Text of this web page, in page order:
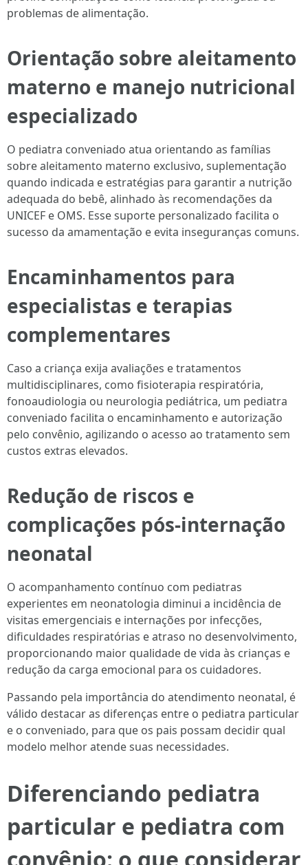
problemas de alimentação.
Orientação sobre aleitamento
materno e manejo nutricional
especializado
O pediatra conveniado atua orientando as famílias
sobre aleitamento materno exclusivo, suplementação
quando indicada e estratégias para garantir a nutrição
adequada do bebê, alinhado às recomendações da
UNICEF e OMS. Esse suporte personalizado facilita o
sucesso da amamentação e evita inseguranças comuns.
Encaminhamentos para
especialistas e terapias
complementares
Caso a criança exija avaliações e tratamentos
multidisciplinares, como fisioterapia respiratória,
fonoaudiologia ou neurologia pediátrica, um pediatra
conveniado facilita o encaminhamento e autorização
pelo convênio, agilizando o acesso ao tratamento sem
custos extras elevados.
Redução de riscos e
complicações pós-internação
neonatal
O acompanhamento contínuo com pediatras
experientes em neonatologia diminui a incidência de
visitas emergenciais e internações por infecções,
dificuldades respiratórias e atraso no desenvolvimento,
proporcionando maior qualidade de vida às crianças e
redução da carga emocional para os cuidadores.
Passando pela importância do atendimento neonatal, é
válido destacar as diferenças entre o pediatra particular
e o conveniado, para que os pais possam decidir qual
modelo melhor atende suas necessidades.
Diferenciando pediatra
particular e pediatra com